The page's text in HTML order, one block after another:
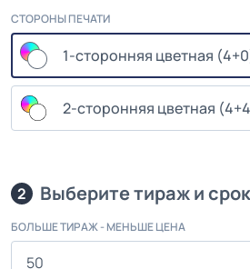
СТОРОНЫ ПЕЧАТИ
1-сторонняя цветная
2-сторонняя цветная
2 Выберите тираж и
БОЛЬШЕ ТИРАЖ - МЕНЬШЕ ЦЕНА